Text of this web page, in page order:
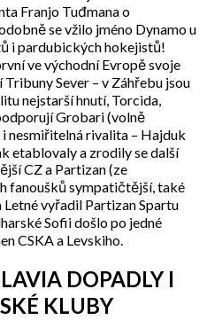
Franjo Tuđmana o
se vžilo jméno Dynamo u
i pardubických hokejistů!
ve východní Evropě svoje
Sever – v Záhřebu jsou
nejstarší hnutí, Torcida,
Grobari (volně
nesmiřitelná rivalita – Hajduk
etablovaly a zrodily se další
CZ a Partizan (ze
fanoušků sympatičtější, také
vyřadil Partizan Spartu
Sofii došlo po jedné
CSKA a Levskiho.
DOPADLY I
KLUBY